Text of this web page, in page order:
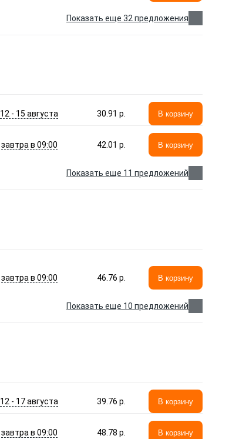
Показать еще 32 предложения
12 - 15 августа 30.91 p. В корзину
завтра в 09:00 42.01 p. В корзину
Показать еще 11 предложений
завтра в 09:00 46.76 p. В корзину
Показать еще 10 предложений
12 - 17 августа 39.76 p. В корзину
завтра в 09:00 48.78 p. В корзину